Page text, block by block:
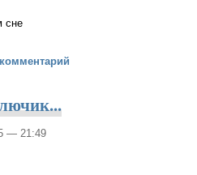
сне
счастье бумажное
— 21:49